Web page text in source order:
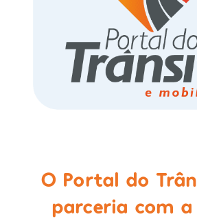
O Portal do
parceria com